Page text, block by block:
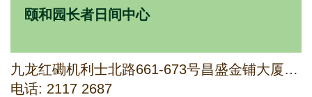
颐和园长者日间中心
九龙红磡机利士北路661-673号昌盛金铺大厦阁楼
电话: 2117 2687